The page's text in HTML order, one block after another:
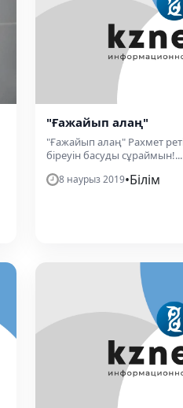
"Ғажайып алаң"
"Ғажайып алаң" Рахмет
біреуін басуды сұраймын!...
8 наурыз 2019•Білім